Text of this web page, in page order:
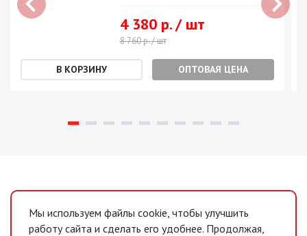
4 380 р. / шт
8 760 р. / шт
ОПТОВАЯ ЦЕНА
Мы используем файлы cookie, чтобы улучшить
работу сайта и сделать его удобнее. Продолжая,